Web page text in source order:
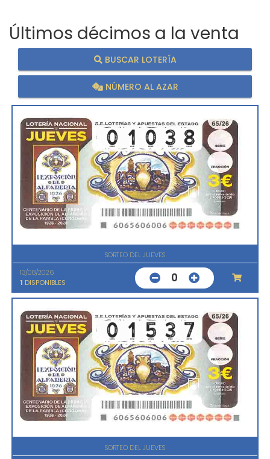
Últimos décimos a la venta
BUSCAR LOTERÍA
NÚMERO AL AZAR
SORTEO DEL JUEVES
13/08/2026
1 DISPONIBLES 0
SORTEO DEL JUEVES